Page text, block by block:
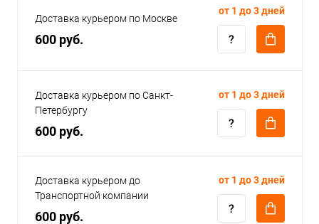
Доставка курьером по Москве
600 руб.
от 1 до 3 дней
Доставка курьером по Санкт-
Петербургу
600 руб.
от 1 до 3 дней
Доставка курьером до
Транспортной компании
600 руб.
от 1 до 3 дней